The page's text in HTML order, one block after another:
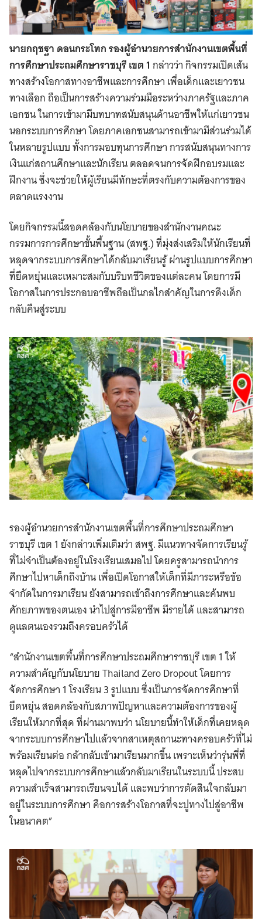
นายกฤชฐา ดอนกระโทก รองผู้อำนวยการสำนักงานเขตพื้นที่
การศึกษาประถมศึกษาราชบุรี เขต 1 กล่าวว่า กิจกรรมเปิดเส้น
ทางสร้างโอกาสทางอาชีพและการศึกษา เพื่อเด็กและเยาวชน
ทางเลือก ถือเป็นการสร้างความร่วมมือระหว่างภาครัฐและภาค
เอกชน ในการเข้ามามีบทบาทสนับสนุนด้านอาชีพให้แก่เยาวชน
นอกระบบการศึกษา โดยภาคเอกชนสามารถเข้ามามีส่วนร่วมได้
ในหลายรูปแบบ ทั้งการมอบทุนการศึกษา การสนับสนุนทางการ
เงินแก่สถานศึกษาและนักเรียน ตลอดจนการจัดฝึกอบรมและ
ฝึกงาน ซึ่งจะช่วยให้ผู้เรียนมีทักษะที่ตรงกับความต้องการของ
ตลาดแรงงาน
โดยกิจกรรมนี้สอดคล้องกับนโยบายของสำนักงานคณะ
กรรมการการศึกษาขั้นพื้นฐาน (สพฐ.) ที่มุ่งส่งเสริมให้นักเรียนที่
หลุดจากระบบการศึกษาได้กลับมาเรียนรู้ ผ่านรูปแบบการศึกษา
ที่ยืดหยุ่นและเหมาะสมกับบริบทชีวิตของแต่ละคน โดยการมี
โอกาสในการประกอบอาชีพถือเป็นกลไกสำคัญในการดึงเด็ก
กลับคืนสู่ระบบ
รองผู้อำนวยการสำนักงานเขตพื้นที่การศึกษาประถมศึกษา
ราชบุรี เขต 1 ยังกล่าวเพิ่มเติมว่า สพฐ. มีแนวทางจัดการเรียนรู้
ที่ไม่จำเป็นต้องอยู่ในโรงเรียนเสมอไป โดยครูสามารถนำการ
ศึกษาไปหาเด็กถึงบ้าน เพื่อเปิดโอกาสให้เด็กที่มีภาระหรือข้อ
จำกัดในการมาเรียน ยังสามารถเข้าถึงการศึกษาและค้นพบ
ศักยภาพของตนเอง นำไปสู่การมีอาชีพ มีรายได้ และสามารถ
ดูแลตนเองรวมถึงครอบครัวได้
“สำนักงานเขตพื้นที่การศึกษาประถมศึกษาราชบุรี เขต 1 ให้
ความสำคัญกับนโยบาย Thailand Zero Dropout โดยการ
จัดการศึกษา 1 โรงเรียน 3 รูปแบบ ซึ่งเป็นการจัดการศึกษาที่
ยืดหยุ่น สอดคล้องกับสภาพปัญหาและความต้องการของผู้
เรียนให้มากที่สุด ที่ผ่านมาพบว่า นโยบายนี้ทำให้เด็กที่เคยหลุด
จากระบบการศึกษาไปแล้วจากสาเหตุสถานะทางครอบครัวที่ไม่
พร้อมเรียนต่อ กล้ากลับเข้ามาเรียนมากขึ้น เพราะเห็นว่ารุ่นพี่ที่
หลุดไปจากระบบการศึกษาแล้วกลับมาเรียนในระบบนี้ ประสบ
ความสำเร็จสามารถเรียนจบได้ และพบว่าการตัดสินใจกลับมา
อยู่ในระบบการศึกษา คือการสร้างโอกาสที่จะปูทางไปสู่อาชีพ
ในอนาคต”